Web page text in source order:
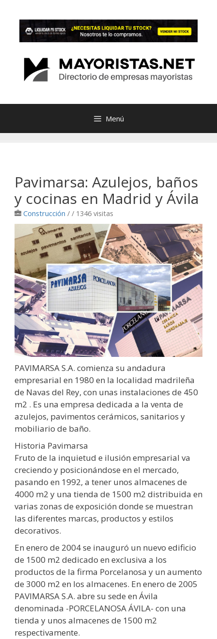
contenido
Menú
Pavimarsa: Azulejos, baños
y cocinas en Madrid y Ávila
Construcción / / 1346 visitas
PAVIMARSA S.A. comienza su andadura
empresarial en 1980 en la localidad madrileña
de Navas del Rey, con unas instalaciones de 450
m2 . Es una empresa dedicada a la venta de
azulejos, pavimentos cerámicos, sanitarios y
mobiliario de baño.
Historia Pavimarsa
Fruto de la inquietud e ilusión empresarial va
creciendo y posicionándose en el mercado,
pasando en 1992, a tener unos almacenes de
4000 m2 y una tienda de 1500 m2 distribuida en
varias zonas de exposición donde se muestran
las diferentes marcas, productos y estilos
decorativos.
En enero de 2004 se inauguró un nuevo edificio
de 1500 m2 dedicado en exclusiva a los
productos de la firma Porcelanosa y un aumento
de 3000 m2 en los almacenes. En enero de 2005
PAVIMARSA S.A. abre su sede en Ávila
denominada -PORCELANOSA ÁVILA- con una
tienda y unos almacenes de 1500 m2
respectivamente.